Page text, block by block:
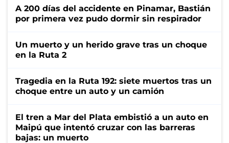
A 200 días del accidente en Pinamar, Bastián
por primera vez pudo dormir sin respirador
Un muerto y un herido grave tras un choque
en la Ruta 2
Tragedia en la Ruta 192: siete muertos tras un
choque entre un auto y un camión
El tren a Mar del Plata embistió a un auto en
Maipú que intentó cruzar con las barreras
bajas: un muerto